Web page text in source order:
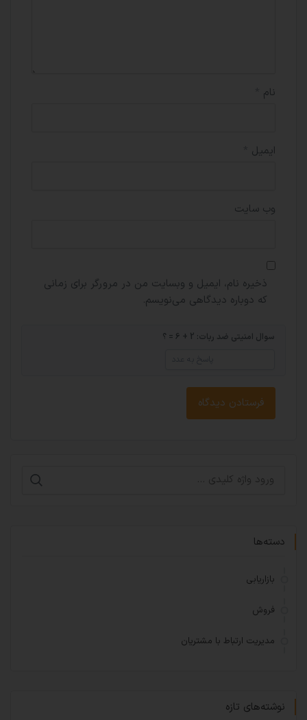
نام
ایمیل
وب‌ سایت
ذخیره نام، ایمیل و وبسایت من در مرورگر برای زمانی
که دوباره دیدگاهی می‌نویسم.
سوال امنیتی ضد ربات: 2 + 6 = ؟
دسته‌ها
بازاریابی
فروش
مدیریت ارتباط با مشتریان
نوشته‌های تازه